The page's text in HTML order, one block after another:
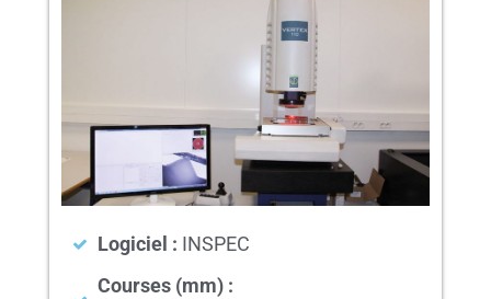
Logiciel : INSPEC
Courses (mm) :